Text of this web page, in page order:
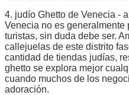
4. judío Ghetto de Venecia -
Venecia no es
turistas, sin duda debe ser.
callejuelas de este distrito
cantidad de tiendas judías,
ghetto se explora mejor
cuando muchos de los
adoración.